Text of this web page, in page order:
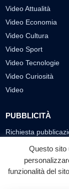
Video Attualità
Video Economia
Video Cultura
Video Sport
Video Tecnologie
Video Curiosità
Video
PUBBLICITÀ
Richiesta
SEGUICI SUI
Questo sito
funzionalità del